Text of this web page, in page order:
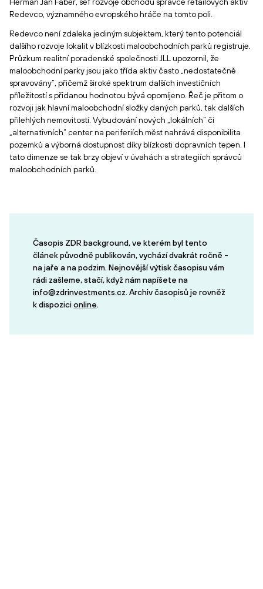
Redevco, významného evropského hráče na tomto poli.
Redevco není zdaleka jediným subjektem, který tento potenciál
dalšího rozvoje lokalit v blízkosti maloobchodních parků registruje.
Průzkum realitní poradenské společnosti JLL upozornil, že
maloobchodní parky jsou jako třída aktiv často „nedostatečně
spravovány“, přičemž široké spektrum dalších investičních
příležitostí s přidanou hodnotou bývá opomíjeno. Řeč je přitom o
rozvoji jak hlavní maloobchodní složky daných parků, tak dalších
přilehlých nemovitostí. Vybudování nových „lokálních“ či
„alternativních“ center na periferiích měst nahrává disponibilita
pozemků a výborná dostupnost díky blízkosti dopravních tepen. I
tato dimenze se tak brzy objeví v úvahách a strategiích správců
maloobchodních parků.
Časopis ZDR background, ve kterém byl tento
článek původně publikován, vychází dvakrát ročně -
na jaře a na podzim. Nejnovější výtisk časopisu vám
rádi zašleme, stačí, když nám napíšete na
info@zdrinvestments.cz. Archiv časopisů je rovněž
k dispozicionline.